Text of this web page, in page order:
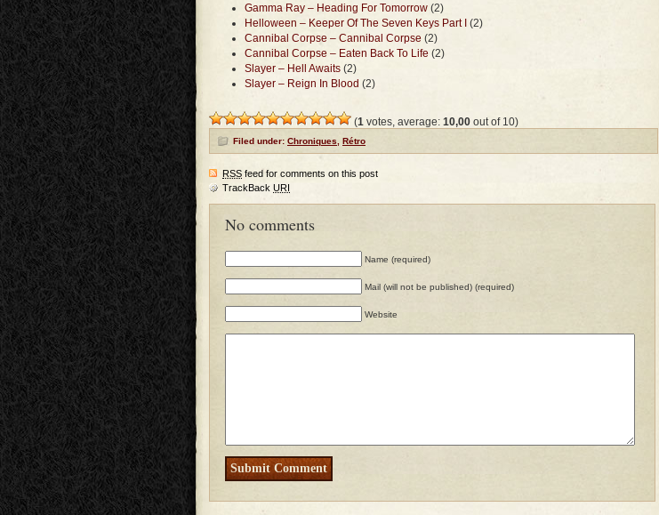
Gamma Ray – Heading For Tomorrow (2)
Helloween – Keeper Of The Seven Keys Part I (2)
Cannibal Corpse – Cannibal Corpse (2)
Cannibal Corpse – Eaten Back To Life (2)
Slayer – Hell Awaits (2)
Slayer – Reign In Blood (2)
(1 votes, average: 10,00 out of 10)
Filed under: Chroniques Rétro
RSS feed for comments on this post
TrackBack URI
No comments
Name (required)
Mail (will not be published) (required)
Website